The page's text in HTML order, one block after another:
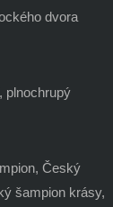
dvora
plnochrupý
Český
šampion krásy,